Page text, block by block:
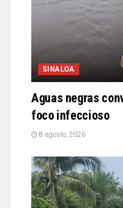
SINALOA
Aguas negras
foco infeccioso
8 agosto, 2026